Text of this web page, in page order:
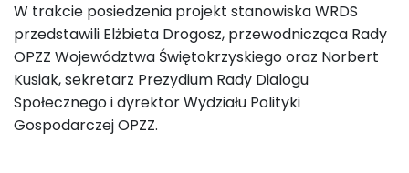
W trakcie posiedzenia projekt stanowiska WRDS
przedstawili Elżbieta Drogosz, przewodnicząca Rady
OPZZ Województwa Świętokrzyskiego oraz Norbert
Kusiak, sekretarz Prezydium Rady Dialogu
Społecznego i dyrektor Wydziału Polityki
Gospodarczej OPZZ.